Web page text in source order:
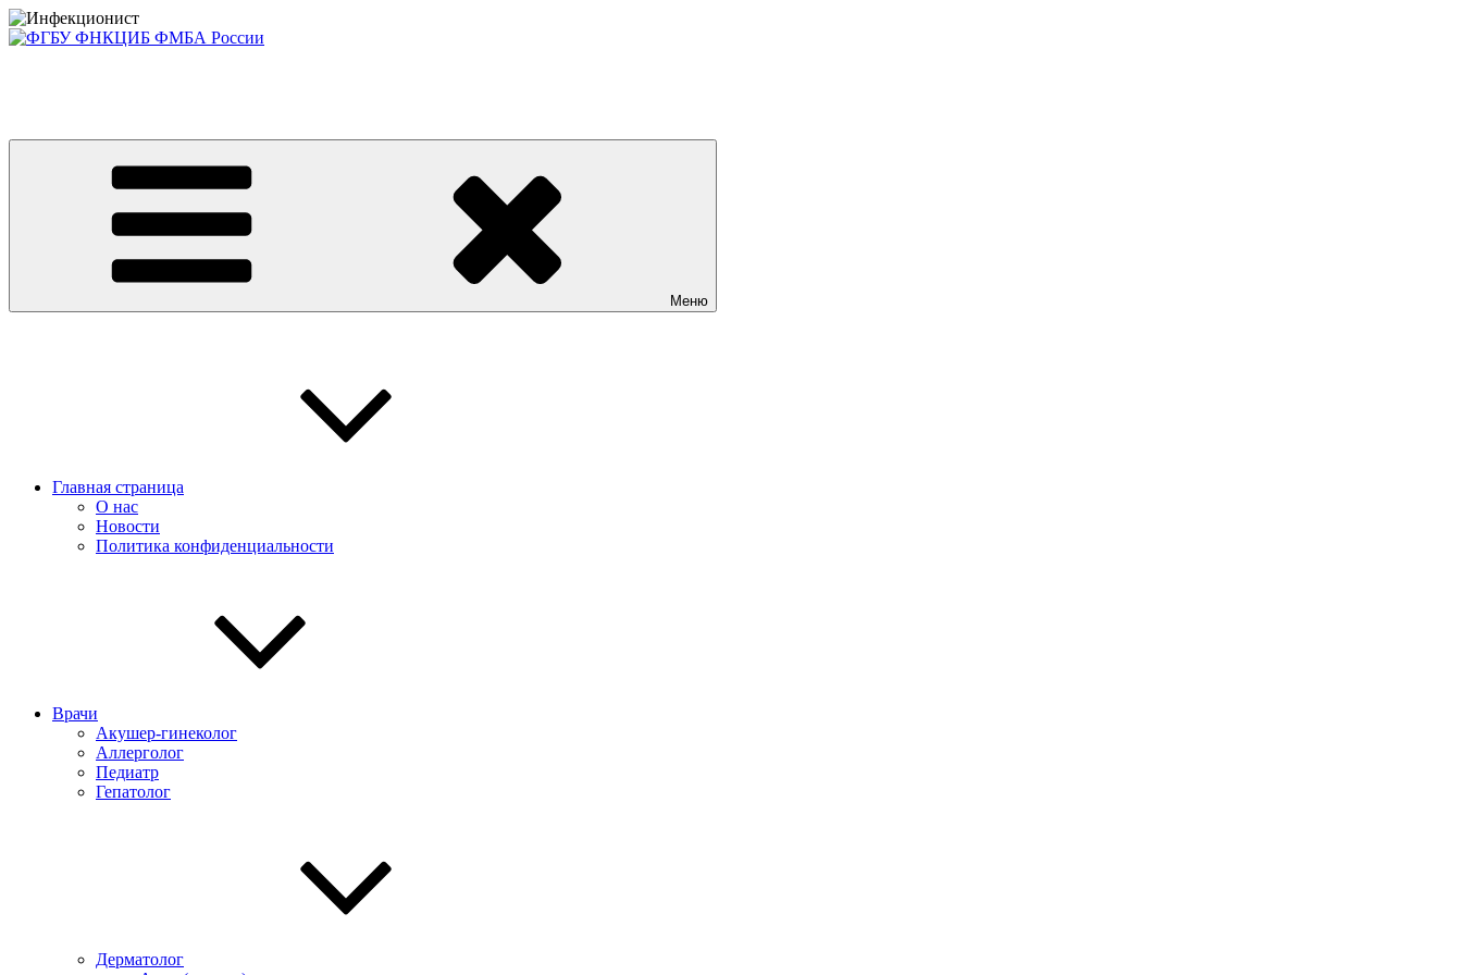
Перейти
к
Меню
Главная страница
О нас
Новости
Политика конфиденциальности
Врачи
Акушер-гинеколог
Аллерголог
Педиатр
Гепатолог
Дерматолог